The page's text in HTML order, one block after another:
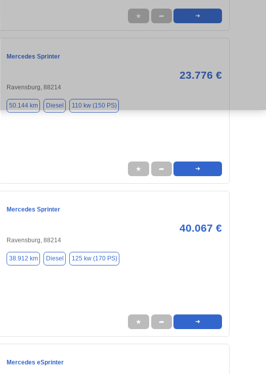
★ ➦ ➜
Mercedes Sprinter
23.776 €
Ravensburg, 88214
50.144 km Diesel 110 kw (150 PS)
★ ➦ ➜
Mercedes Sprinter
40.067 €
Ravensburg, 88214
38.912 km Diesel 125 kw (170 PS)
★ ➦ ➜
Mercedes eSprinter